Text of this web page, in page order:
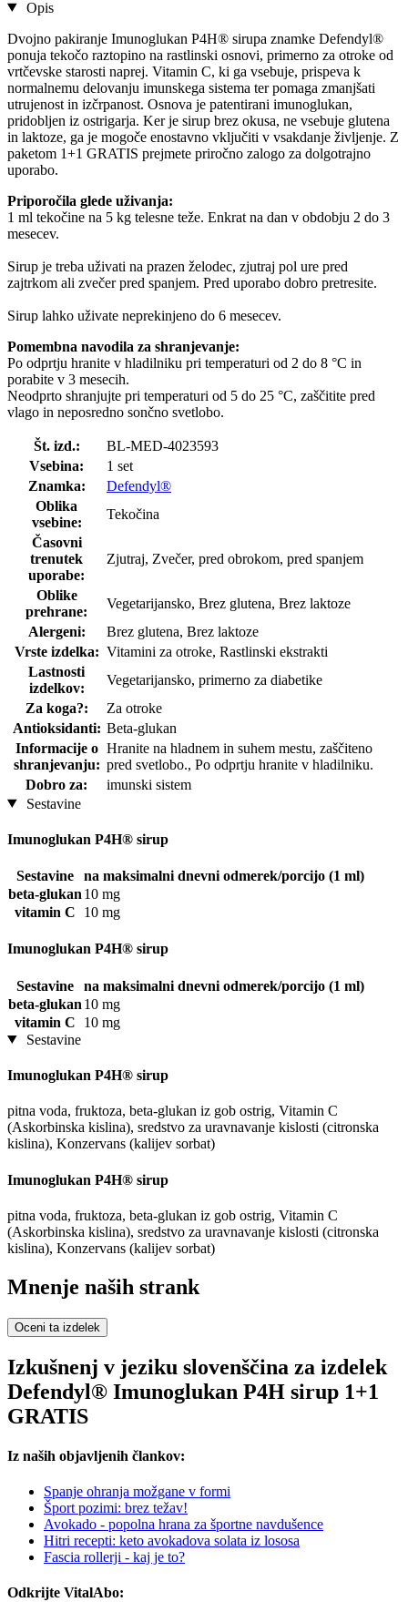
Opis
Dvojno pakiranje Imunoglukan P4H® sirupa znamke Defendyl®
ponuja tekočo raztopino na rastlinski osnovi, primerno za otroke od
vrtčevske starosti naprej. Vitamin C, ki ga vsebuje, prispeva k
normalnemu delovanju imunskega sistema ter pomaga zmanjšati
utrujenost in izčrpanost. Osnova je patentirani imunoglukan,
pridobljen iz ostrigarja. Ker je sirup brez okusa, ne vsebuje glutena
in laktoze, ga je mogoče enostavno vključiti v vsakdanje življenje. Z
paketom 1+1 GRATIS prejmete priročno zalogo za dolgotrajno
uporabo.
Priporočila glede uživanja:
1 ml tekočine na 5 kg telesne teže. Enkrat na dan v obdobju 2 do 3
mesecev.
Sirup je treba uživati na prazen želodec, zjutraj pol ure pred
zajtrkom ali zvečer pred spanjem. Pred uporabo dobro pretresite.
Sirup lahko uživate neprekinjeno do 6 mesecev.
Pomembna navodila za shranjevanje:
Po odprtju hranite v hladilniku pri temperaturi od 2 do 8 °C in
porabite v 3 mesecih.
Neodprto shranjujte pri temperaturi od 5 do 25 °C, zaščitite pred
vlago in neposredno sončno svetlobo.
Št. izd.:
BL-MED-4023593
Vsebina:
1 set
Znamka:
Defendyl®
Oblika
vsebine:
Tekočina
Časovni
trenutek
uporabe:
Zjutraj, Zvečer, pred obrokom, pred spanjem
Oblike
prehrane:
Vegetarijansko, Brez glutena, Brez laktoze
Alergeni:
Brez glutena, Brez laktoze
Vrste izdelka: Vitamini za otroke, Rastlinski ekstrakti
Lastnosti
izdelkov:
Vegetarijansko, primerno za diabetike
Za koga?:
Za otroke
Antioksidanti: Beta-glukan
Informacije o
shranjevanju:
Hranite na hladnem in suhem mestu, zaščiteno
pred svetlobo., Po odprtju hranite v hladilniku.
Dobro za:
imunski sistem
Sestavine
Imunoglukan P4H® sirup
Sestavine
na maksimalni dnevni odmerek/porcijo (1 ml)
beta-glukan 10 mg
vitamin C
10 mg
Imunoglukan P4H® sirup
Sestavine
na maksimalni dnevni odmerek/porcijo (1 ml)
beta-glukan 10 mg
vitamin C
10 mg
Sestavine
Imunoglukan P4H® sirup
pitna voda, fruktoza, beta-glukan iz gob ostrig, Vitamin C
(Askorbinska kislina), sredstvo za uravnavanje kislosti (citronska
kislina), Konzervans (kalijev sorbat)
Imunoglukan P4H® sirup
pitna voda, fruktoza, beta-glukan iz gob ostrig, Vitamin C
(Askorbinska kislina), sredstvo za uravnavanje kislosti (citronska
kislina), Konzervans (kalijev sorbat)
Mnenje naših strank
Oceni ta izdelek
Izkušnenj v jeziku slovenščina za izdelek
Defendyl® Imunoglukan P4H sirup 1+1
GRATIS
Iz naših objavljenih člankov:
Spanje ohranja možgane v formi
Šport pozimi: brez težav!
Avokado - popolna hrana za športne navdušence
Hitri recepti: keto avokadova solata iz lososa
Fascia rollerji - kaj je to?
Odkrijte VitalAbo: